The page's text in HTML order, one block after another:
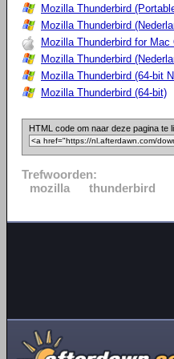
Mozilla Thunderbird
Mozilla Thunderbird
Mozilla Thunderbird for
Mozilla Thunderbird
Mozilla Thunderbird (64-bit
Mozilla Thunderbird (64-bit)
HTML code om naar deze pagina te
Trefwoorden:
mozilla
thunderbird